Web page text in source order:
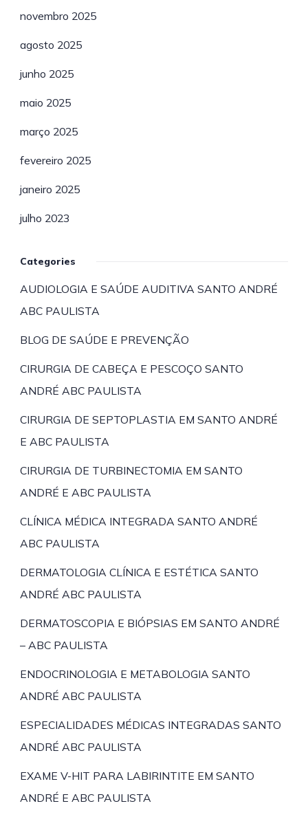
novembro 2025
agosto 2025
junho 2025
maio 2025
março 2025
fevereiro 2025
janeiro 2025
julho 2023
Categories
AUDIOLOGIA E SAÚDE AUDITIVA SANTO ANDRÉ
ABC PAULISTA
BLOG DE SAÚDE E PREVENÇÃO
CIRURGIA DE CABEÇA E PESCOÇO SANTO
ANDRÉ ABC PAULISTA
CIRURGIA DE SEPTOPLASTIA EM SANTO ANDRÉ
E ABC PAULISTA
CIRURGIA DE TURBINECTOMIA EM SANTO
ANDRÉ E ABC PAULISTA
CLÍNICA MÉDICA INTEGRADA SANTO ANDRÉ
ABC PAULISTA
DERMATOLOGIA CLÍNICA E ESTÉTICA SANTO
ANDRÉ ABC PAULISTA
DERMATOSCOPIA E BIÓPSIAS EM SANTO ANDRÉ
– ABC PAULISTA
ENDOCRINOLOGIA E METABOLOGIA SANTO
ANDRÉ ABC PAULISTA
ESPECIALIDADES MÉDICAS INTEGRADAS SANTO
ANDRÉ ABC PAULISTA
EXAME V-HIT PARA LABIRINTITE EM SANTO
ANDRÉ E ABC PAULISTA